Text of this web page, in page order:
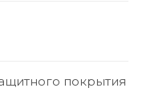
покрытия